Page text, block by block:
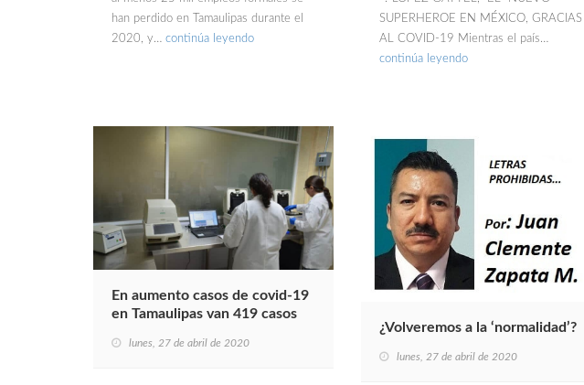
han perdido en Tamaulipas durante el
2020, y… continúa leyendo
SUPERHEROE EN MÉXICO, GRACIAS
AL COVID-19 Mientras el país…
continúa leyendo
En aumento casos de covid-19
en Tamaulipas van 419 casos
lunes, 27 de abril de 2020
¿Volveremos a la ‘normalidad’?
lunes, 27 de abril de 2020